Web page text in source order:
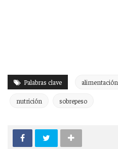
Palabras clave alimentación
nutrición sobrepeso